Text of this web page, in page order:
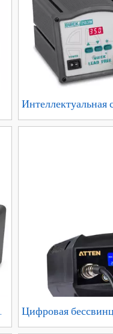
Интеллектуальная
пайки QUICK
Цифровая
AT938D, 60 Вт